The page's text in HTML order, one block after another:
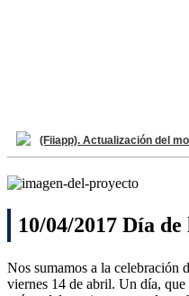
(Fiiapp). Actualización del
10/04/2017 Día
Nos sumamos a la celebración
viernes 14 de abril. Un día,